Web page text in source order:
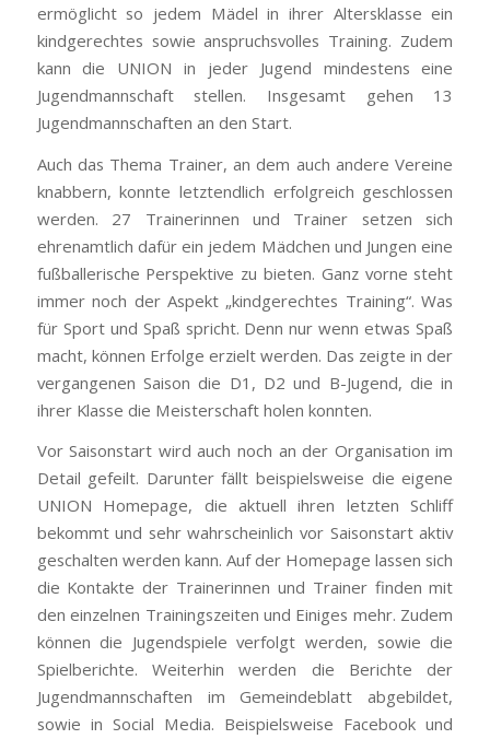
ermöglicht so jedem Mädel in ihrer Altersklasse ein
kindgerechtes sowie anspruchsvolles Training. Zudem
kann die UNION in jeder Jugend mindestens eine
Jugendmannschaft stellen. Insgesamt gehen 13
Jugendmannschaften an den Start.
Auch das Thema Trainer, an dem auch andere Vereine
knabbern, konnte letztendlich erfolgreich geschlossen
werden. 27 Trainerinnen und Trainer setzen sich
ehrenamtlich dafür ein jedem Mädchen und Jungen eine
fußballerische Perspektive zu bieten. Ganz vorne steht
immer noch der Aspekt „kindgerechtes Training“. Was
für Sport und Spaß spricht. Denn nur wenn etwas Spaß
macht, können Erfolge erzielt werden. Das zeigte in der
vergangenen Saison die D1, D2 und B-Jugend, die in
ihrer Klasse die Meisterschaft holen konnten.
Vor Saisonstart wird auch noch an der Organisation im
Detail gefeilt. Darunter fällt beispielsweise die eigene
UNION Homepage, die aktuell ihren letzten Schliff
bekommt und sehr wahrscheinlich vor Saisonstart aktiv
geschalten werden kann. Auf der Homepage lassen sich
die Kontakte der Trainerinnen und Trainer finden mit
den einzelnen Trainingszeiten und Einiges mehr. Zudem
können die Jugendspiele verfolgt werden, sowie die
Spielberichte. Weiterhin werden die Berichte der
Jugendmannschaften im Gemeindeblatt abgebildet,
sowie in Social Media. Beispielsweise Facebook und